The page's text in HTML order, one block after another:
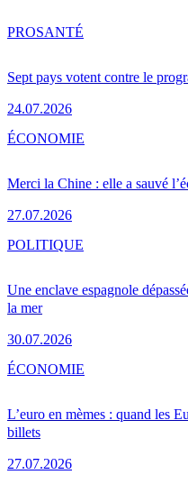
Sept pays votent contre le
24.07.2026
PROSANTÉ
Merci la Chine : elle a sauvé
27.07.2026
ÉCONOMIE
Une enclave espagnole
la mer
30.07.2026
POLITIQUE
L’euro en mèmes : quand les
billets
27.07.2026
ÉCONOMIE